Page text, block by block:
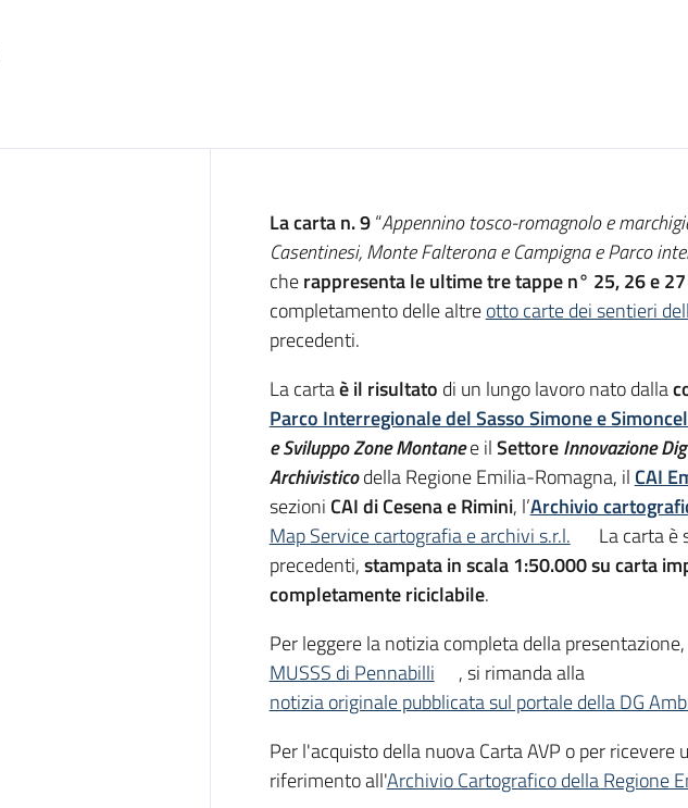
Introduzione
La carta n. 9“Appennino tosco-romagnolo e
Casentinesi, Monte Falterona e Campigna e Parco
cherappresenta le ultime tre tappe n° 25, 26 e
completamento delle altreotto carte dei sentieri
precedenti.
La cartaè il risultato di un lungo lavoro nato dalla
Parco Interregionale del Sasso Simone e
e Sviluppo Zone Montanee ilSettoreInnovazione
Archivisticodella Regione Emilia-Romagna, il CAI
sezioni CAI di Cesena e Rimini, l’Archivio
Map Service cartografia e archivi s.r.l.
La carta è
precedenti,stampata in scala 1:50.000 su carta
completamente riciclabile.
Per leggere la notizia completa della
MUSSS di Pennabilli
, si rimanda alla
notizia originale pubblicata sul portale della DG
Per l'acquisto della nuova Carta AVP o per
riferimento all'Archivio Cartografico della Regione